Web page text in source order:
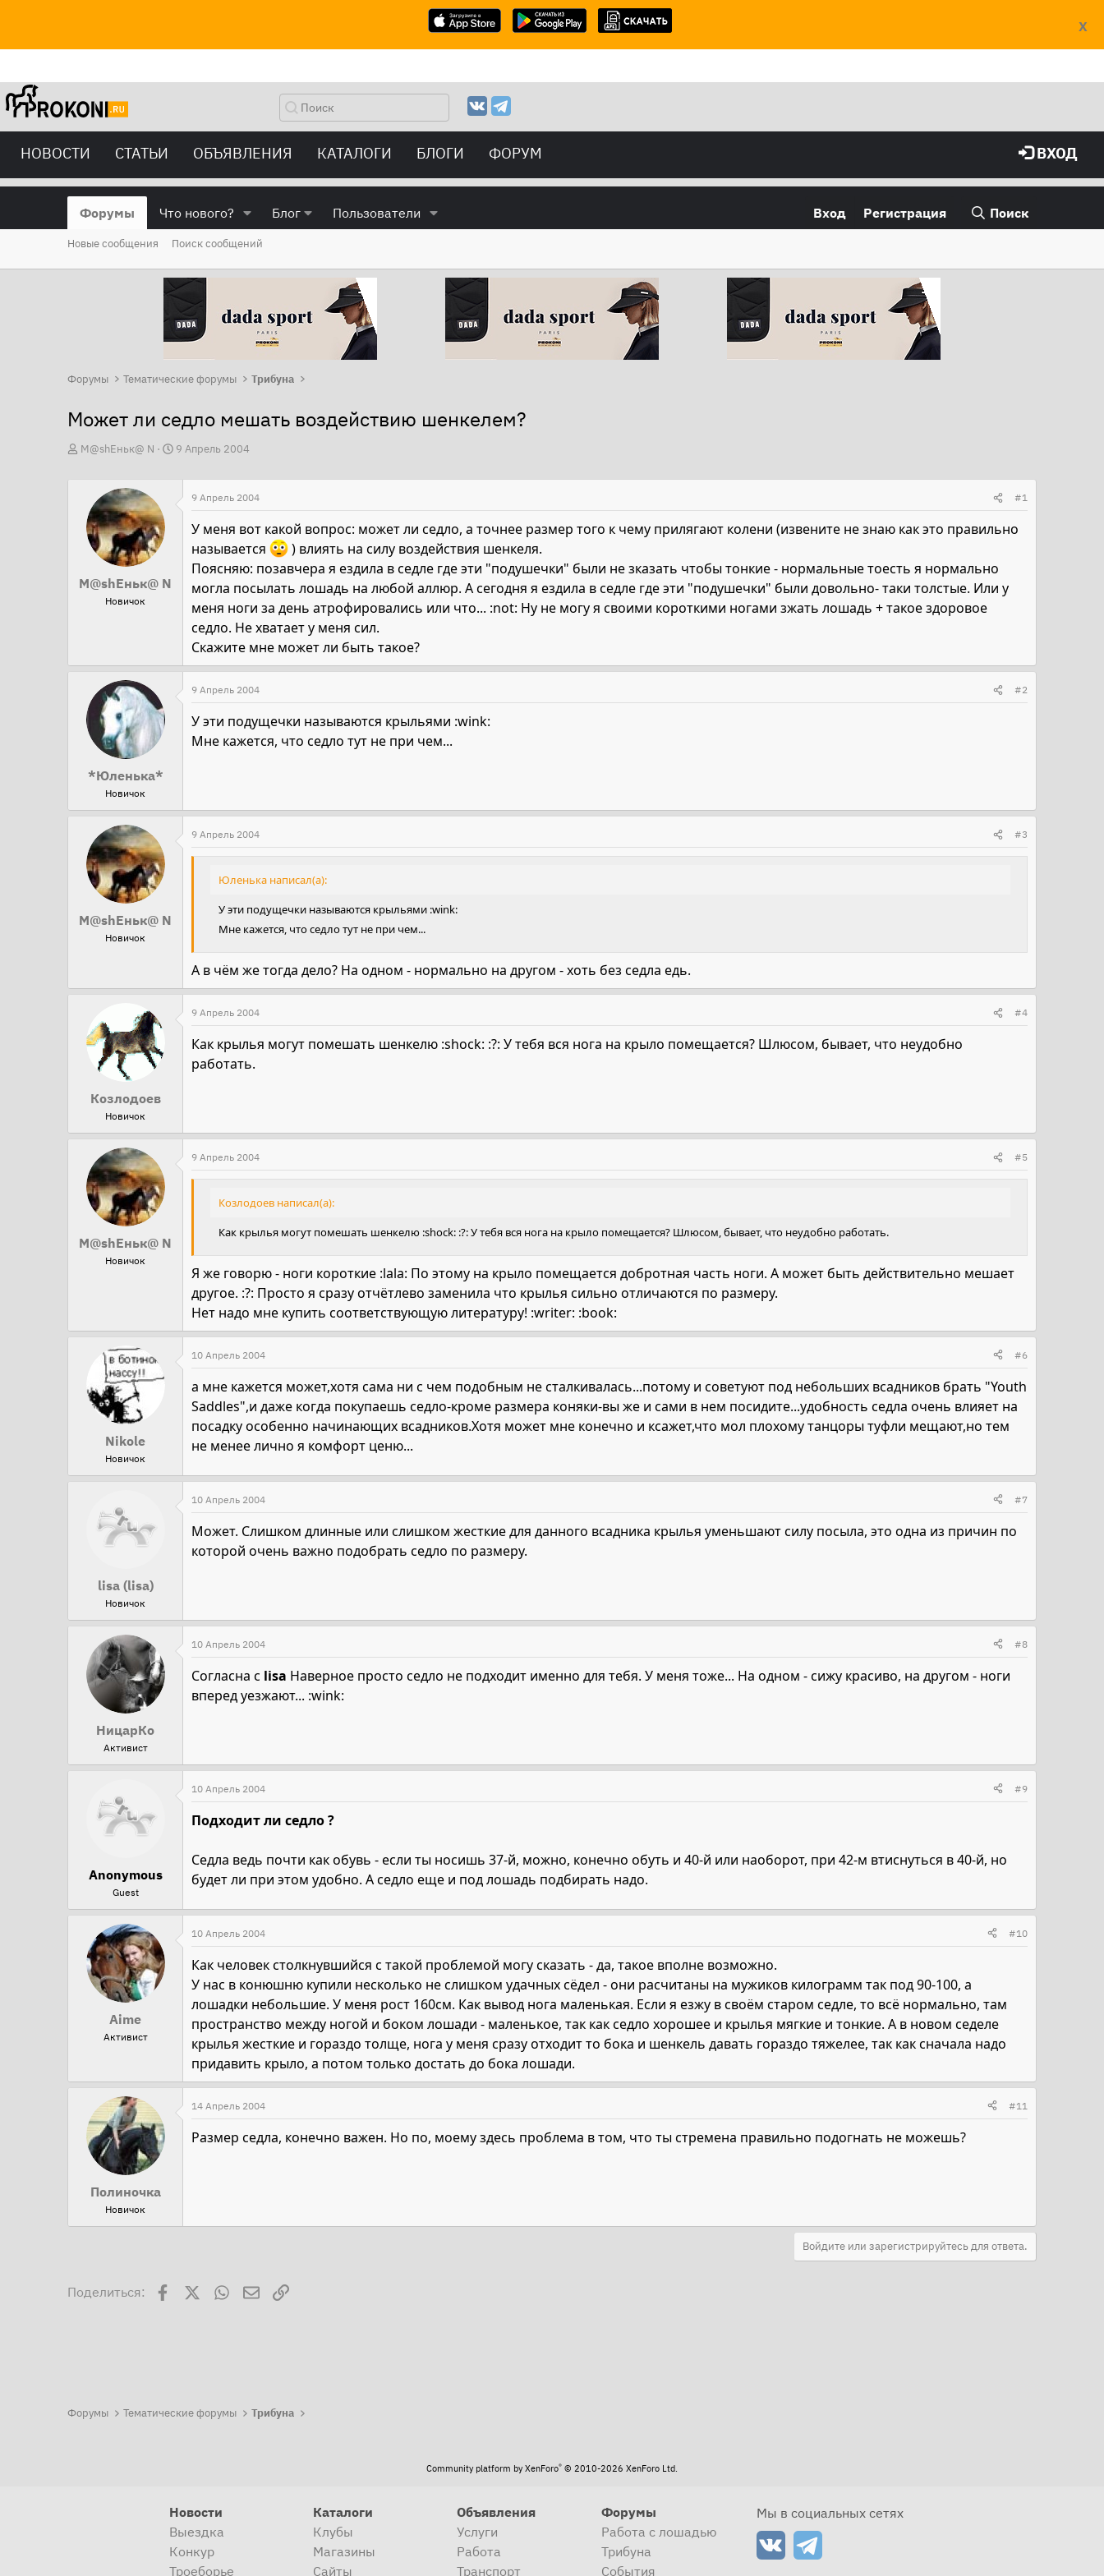
X
НОВОСТИ СТАТЬИ ОБЪЯВЛЕНИЯ КАТАЛОГИ БЛОГИ ФОРУМ ВХОД
Форумы Что нового? Блог Пользователи Вход Регистрация Поиск
Новые сообщения Поиск сообщений
Форумы Тематические форумы Трибуна
Может ли седло мешать воздействию шенкелем?
А
м
М@shEньк@ N
Д
а
9 Апрель 2004
М@shEньк@ N
Новичок
9 Апрель 2004 #1
У меня вот какой вопрос: может ли седло, а точнее размер того к чему прилягают колени (извените не знаю как это правильно
называется
) влиять на силу воздействия шенкеля.
Поясняю: позавчера я ездила в седле где эти "подушечки" были не зказать чтобы тонкие - нормальные тоесть я нормально
могла посылать лошадь на любой аллюр. А сегодня я ездила в седле где эти "подушечки" были довольно- таки толстые. Или у
меня ноги за день атрофировались или что... :not: Ну не могу я своими короткими ногами зжать лошадь + такое здоровое
седло. Не хватает у меня сил.
Скажите мне может ли быть такое?
*Юленька*
Новичок
9 Апрель 2004 #2
У эти подущечки называются крыльями :wink:
Мне кажется, что седло тут не при чем...
М@shEньк@ N
Новичок
9 Апрель 2004 #3
Юленька написал(а):
У эти подущечки называются крыльями :wink:
Мне кажется, что седло тут не при чем...
А в чём же тогда дело? На одном - нормально на другом - хоть без седла едь.
Козлодоев
Новичок
9 Апрель 2004 #4
Как крылья могут помешать шенкелю :shock: :?: У тебя вся нога на крыло помещается? Шлюсом, бывает, что неудобно
работать.
М@shEньк@ N
Новичок
9 Апрель 2004 #5
Козлодоев написал(а):
Как крылья могут помешать шенкелю :shock: :?: У тебя вся нога на крыло помещается? Шлюсом, бывает, что неудобно работать.
Я же говорю - ноги короткие :lala: По этому на крыло помещается добротная часть ноги. А может быть действительно мешает
другое. :?: Просто я сразу отчётлево заменила что крылья сильно отличаются по размеру.
Нет надо мне купить соответствующую литературу! :writer: :book:
Nikole
Новичок
10 Апрель 2004 #6
а мне кажется может,хотя сама ни с чем подобным не сталкивалась...потому и советуют под небольших всадников брать "Youth
Saddles",и даже когда покупаешь седло-кроме размера коняки-вы же и сами в нем посидите...удобность седла очень влияет на
посадку особенно начинающих всадников.Хотя может мне конечно и ксажет,что мол плохому танцоры туфли мещают,но тем
не менее лично я комфорт ценю...
lisa (lisa)
Новичок
10 Апрель 2004 #7
Может. Слишком длинные или слишком жесткие для данного всадника крылья уменьшают силу посыла, это одна из причин по
которой очень важно подобрать седло по размеру.
НицарКо
Активист
10 Апрель 2004 #8
Согласна с lisa Наверное просто седло не подходит именно для тебя. У меня тоже... На одном - сижу красиво, на другом - ноги
вперед уезжают... :wink:
Anonymous
Guest
10 Апрель 2004 #9
Подходит ли седло ?
Седла ведь почти как обувь - если ты носишь 37-й, можно, конечно обуть и 40-й или наоборот, при 42-м втиснуться в 40-й, но
будет ли при этом удобно. А седло еще и под лошадь подбирать надо.
Aime
Активист
10 Апрель 2004 #10
Как человек столкнувшийся с такой проблемой могу сказать - да, такое вполне возможно.
У нас в конюшню купили несколько не слишком удачных сёдел - они расчитаны на мужиков килограмм так под 90-100, а
лошадки небольшие. У меня рост 160см. Как вывод нога маленькая. Если я езжу в своём старом седле, то всё нормально, там
пространство между ногой и боком лошади - маленькое, так как седло хорошее и крылья мягкие и тонкие. А в новом седеле
крылья жесткие и гораздо толще, нога у меня сразу отходит то бока и шенкель давать гораздо тяжелее, так как сначала надо
придавить крыло, а потом только достать до бока лошади.
Полиночка
Новичок
14 Апрель 2004 #11
Размер седла, конечно важен. Но по, моему здесь проблема в том, что ты стремена правильно подогнать не можешь?
Войдите или зарегистрируйтесь для ответа.
Поделиться: FacebookWhatsAppЭлектронная почта
Ссылка
Форумы Тематические форумы Трибуна
Community platform by XenForo® © 2010-2026 XenForo Ltd.
Новости
Выездка
Конкур
Троеборье
Каталоги
Клубы
Магазины
Сайты
Объявления
Услуги
Работа
Транспорт
Форумы
Работа с лошадью
Трибуна
События
Мы в социальных сетях